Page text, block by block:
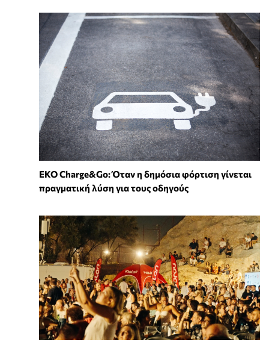
EKO Charge&Go: Όταν η δημόσια φόρτιση γίνεται
πραγματική λύση για τους οδηγούς